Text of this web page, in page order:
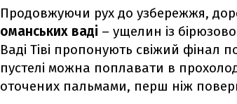
Продовжуючи рух до узбережжя,
оманських ваді – ущелин із
Ваді Тіві пропонують свіжий фінал
пустелі можна поплавати в
оточених пальмами, перш ніж